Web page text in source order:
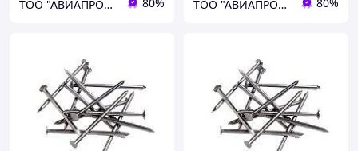
ТОО "АВИАПРОМСТАЛЬ" ТОО "АВИАПРОМСТАЛЬ"